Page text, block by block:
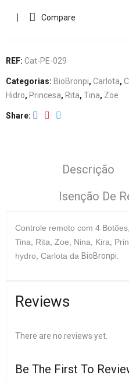
Compare
REF: Cat-PE-029
Categorias: BioBronpi, Carlota,
Hidro, Princesa, Rita, Tina, Zoe
Share
Descrição
Isenção De
Controle remoto com 4 Botões
Tina, Rita, Zoe, Nina, Kira,
hydro, Carlota da BioBronpi
Reviews
There are no reviews yet.
Be The First To